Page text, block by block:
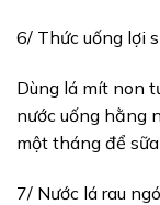
6/ Thức uống lợi
Dùng lá mít non
nước uống hằng
một tháng để
7/ Nước lá rau